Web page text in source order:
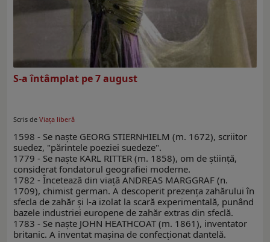
S-a întâmplat pe 7 august
Scris de Viaţa liberă
1598 - Se naşte GEORG STIERNHIELM (m. 1672), scriitor
suedez, "părintele poeziei suedeze".
1779 - Se naşte KARL RITTER (m. 1858), om de ştiinţă,
considerat fondatorul geografiei moderne.
1782 - Încetează din viaţă ANDREAS MARGGRAF (n.
1709), chimist german. A descoperit prezenţa zahărului în
sfecla de zahăr şi l-a izolat la scară experimentală, punând
bazele industriei europene de zahăr extras din sfeclă.
1783 - Se naşte JOHN HEATHCOAT (m. 1861), inventator
britanic. A inventat maşina de confecţionat dantelă.